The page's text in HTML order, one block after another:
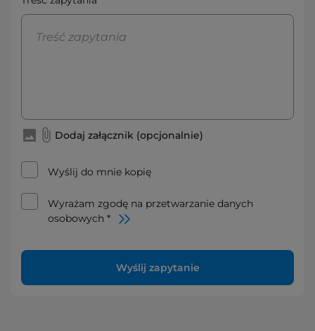
Dodaj załącznik (opcjonalnie)
Wyślij do mnie kopię
Wyrażam zgodę na przetwarzanie danych
osobowych *
Wyślij zapytanie